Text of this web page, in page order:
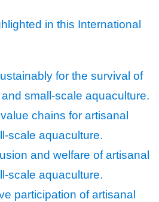
in this International
for the survival of
small-scale aquaculture.
chains for artisanal
scale aquaculture.
and welfare of artisanal
scale aquaculture.
participation of artisanal